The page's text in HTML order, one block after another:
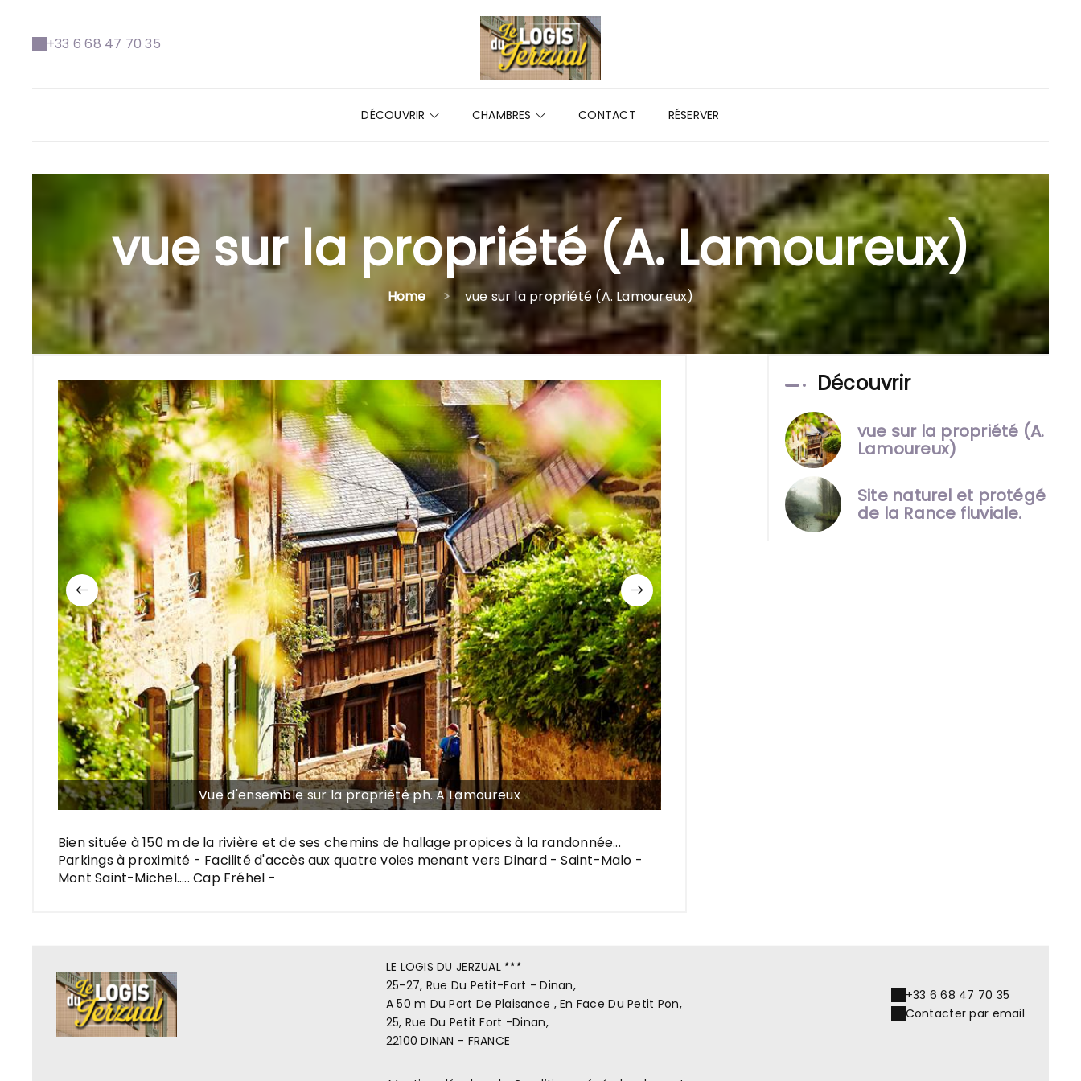
+33 6 68 47 70 35
DÉCOUVRIR CHAMBRES CONTACT RÉSERVER
vue sur la propriété (A. Lamoureux)
Home vue sur la propriété (A. Lamoureux)
Vue d'ensemble sur la propriété ph. A Lamoureux
Bien située à 150 m de la rivière et de ses chemins de hallage propices à la randonnée...
Parkings à proximité - Facilité d'accès aux quatre voies menant vers Dinard - Saint-Malo -
Mont Saint-Michel..... Cap Fréhel -
Découvrir
vue sur la propriété (A.
Lamoureux)
Site naturel et protégé
de la Rance fluviale.
LE LOGIS DU JERZUAL
25-27, Rue Du Petit-Fort - Dinan,
A 50 m Du Port De Plaisance , En Face Du Petit Pon,
25, Rue Du Petit Fort -Dinan,
22100 DINAN - FRANCE
+33 6 68 47 70 35
Contacter par email